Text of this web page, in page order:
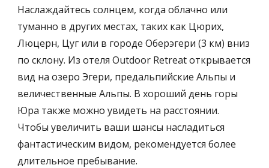
Наслаждайтесь солнцем, когда облачно или
туманно в других местах, таких как Цюрих,
Люцерн, Цуг или в городе Оберэгери (3 км) вниз
по склону. Из отеля Outdoor Retreat открывается
вид на озеро Эгери, предальпийские Альпы и
величественные Альпы. В хороший день горы
Юра также можно увидеть на расстоянии.
Чтобы увеличить ваши шансы насладиться
фантастическим видом, рекомендуется более
длительное пребывание.